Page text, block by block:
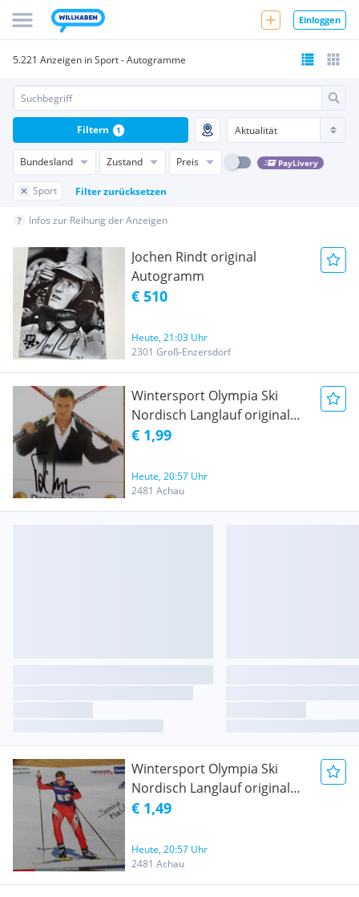
Einloggen
5.221 Anzeigen in Sport - Autogramme
Bundesland Zustand Preis PayLivery
Sport Filter zurücksetzen
Filtern 1
Infos zur Reihung der Anzeigen
Jochen Rindt original
Autogramm
€ 510
Heute, 21:03 Uhr
2301 Groß-Enzersdorf
Wintersport Olympia Ski
Nordisch Langlauf original
signiert Deutschland Tobias
€ 1,99
Heute, 20:57 Uhr
2481 Achau
Wintersport Olympia Ski
Nordisch Langlauf original
signiert Schweiz
€ 1,49
Heute, 20:57 Uhr
2481 Achau